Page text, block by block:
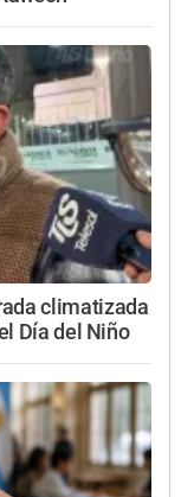
climatizada
Día del Niño